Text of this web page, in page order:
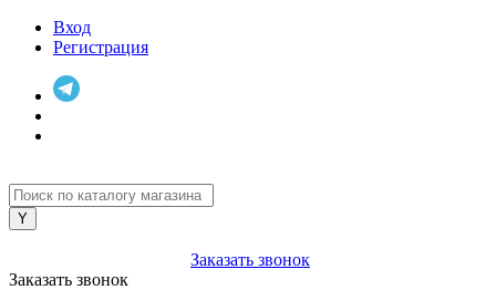
Вход
Регистрация
Заказать звонок
Заказать звонок